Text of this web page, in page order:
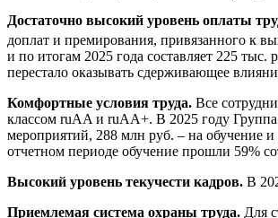
Достаточно высокий уровень оплаты
доплат и премирования, привязанного к
и по итогам 2025 года составляет 225
перестало оказывать сдерживающее
Комфортные условия труда. Все
классом ruAA и ruAА+. В 2025 году
мероприятий, 288 млн руб. – на обучение
отчетном периоде обучение прошли 59%
Высокий уровень текучести кадров. В
Приемлемая система охраны труда. Для